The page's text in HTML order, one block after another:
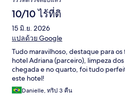
10/10 ไร้ที่ติ
15 มิ.ย. 2026
แปลด้วย Google
Tudo maravilhoso, destaque para
hotel Adriana (parceiro), limpeza
chegada e no quarto, foi tudo
este hotel!
Danielle, ทริป 3 คืน